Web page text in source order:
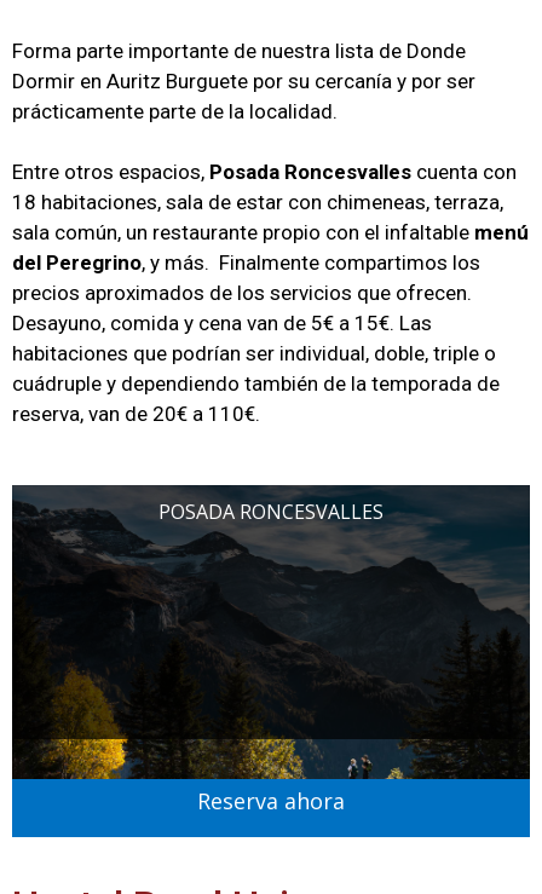
Forma parte importante de nuestra lista de Donde
Dormir en Auritz Burguete por su cercanía y por ser
prácticamente parte de la localidad.
Entre otros espacios, Posada Roncesvalles cuenta con
18 habitaciones, sala de estar con chimeneas, terraza,
sala común, un restaurante propio con el infaltable menú
del Peregrino, y más. Finalmente compartimos los
precios aproximados de los servicios que ofrecen.
Desayuno, comida y cena van de 5€ a 15€. Las
habitaciones que podrían ser individual, doble, triple o
cuádruple y dependiendo también de la temporada de
reserva, van de 20€ a 110€.
POSADA RONCESVALLES
Reserva ahora